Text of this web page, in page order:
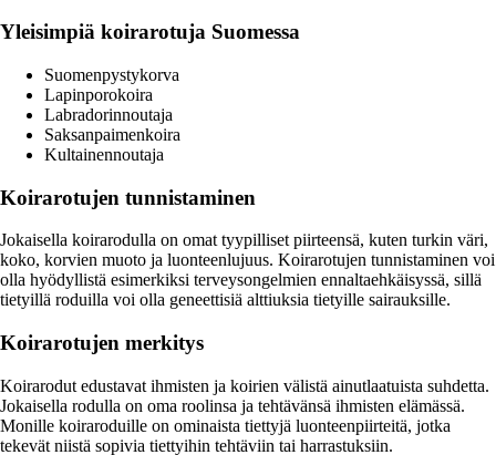
Yleisimpiä koirarotuja Suomessa
Suomenpystykorva
Lapinporokoira
Labradorinnoutaja
Saksanpaimenkoira
Kultainennoutaja
Koirarotujen tunnistaminen
Jokaisella koirarodulla on omat tyypilliset piirteensä, kuten turkin väri,
koko, korvien muoto ja luonteenlujuus. Koirarotujen tunnistaminen voi
olla hyödyllistä esimerkiksi terveysongelmien ennaltaehkäisyssä, sillä
tietyillä roduilla voi olla geneettisiä alttiuksia tietyille sairauksille.
Koirarotujen merkitys
Koirarodut edustavat ihmisten ja koirien välistä ainutlaatuista suhdetta.
Jokaisella rodulla on oma roolinsa ja tehtävänsä ihmisten elämässä.
Monille koiraroduille on ominaista tiettyjä luonteenpiirteitä, jotka
tekevät niistä sopivia tiettyihin tehtäviin tai harrastuksiin.